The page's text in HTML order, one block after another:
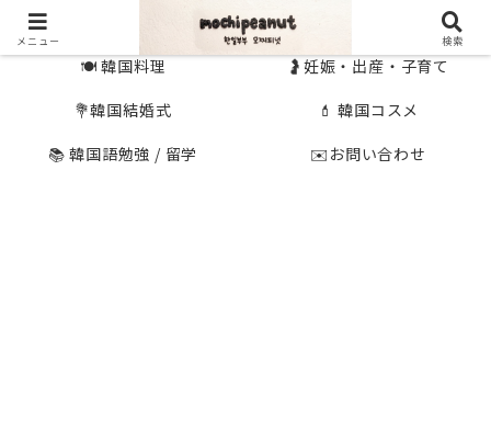
🍽 韓国料理
🤰妊娠・出産・子育て
💐韓国結婚式
💄 韓国コスメ
📚 韓国語勉強 / 留学
✉️お問い合わせ
メニュー 検索